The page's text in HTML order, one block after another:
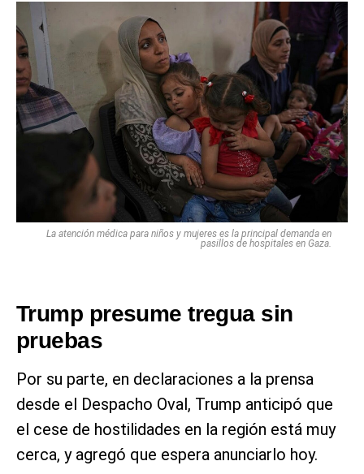
La atención médica para niños y mujeres es la principal demanda en
pasillos de hospitales en Gaza.
Trump presume tregua sin
pruebas
Por su parte, en declaraciones a la prensa
desde el Despacho Oval, Trump anticipó que
el cese de hostilidades en la región está muy
cerca, y agregó que espera anunciarlo hoy.